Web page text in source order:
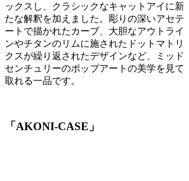
ックスし、クラシックなキャットアイに新
たな解釈を加えました。彫りの深いアセテ
ートで描かれたカーブ、大胆なアウトライ
ンやチタンのリムに施されたドットマトリ
クスが繰り返されたデザインなど、ミッド
センチュリーのポップアートの美学を見て
取れる一品です。
「AKONI-CASE」